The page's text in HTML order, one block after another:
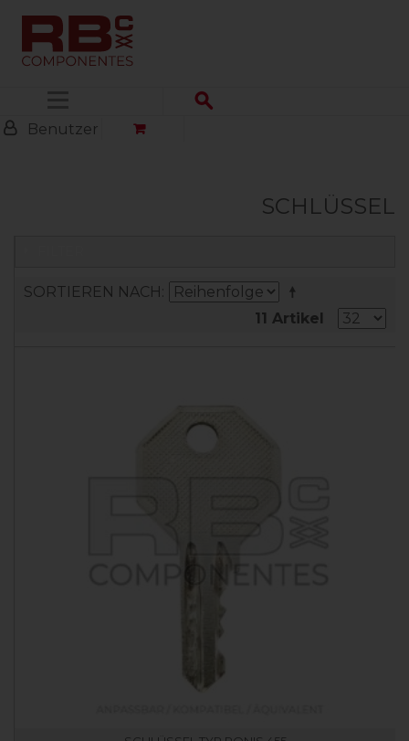
Benutzer
SCHLÜSSEL
SORTIEREN NACH
11 Artikel